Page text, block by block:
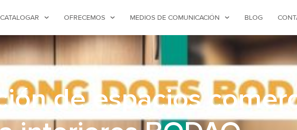
CATALOGAR OFRECEMOS MEDIOS DE COMUNICACIÓN BLOG
de espacios